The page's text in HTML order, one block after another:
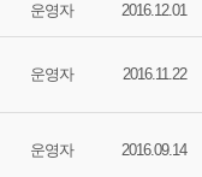
운영자 2016.12.01
운영자 2016.11.22
운영자 2016.09.14